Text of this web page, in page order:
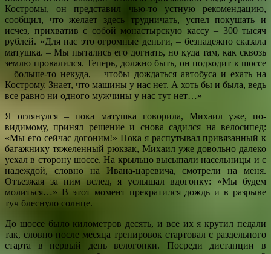
Костромы, он представил чью-то устную рекомендацию,
сообщил, что желает здесь трудничать, успел покушать и
исчез, прихватив с собой монастырскую кассу – 300 тысяч
рублей. «Для нас это огромные деньги, – безнадежно сказала
матушка. – Мы пытались его догнать, но куда там, как сквозь
землю провалился. Теперь, должно быть, он подходит к шоссе
– больше-то некуда, – чтобы дождаться автобуса и ехать на
Кострому. Знает, что машины у нас нет. А хоть бы и была, ведь
все равно ни одного мужчины у нас тут нет…»
Я оглянулся – пока матушка говорила, Михаил уже, по-
видимому, принял решение и снова садился на велосипед:
«Мы его сейчас догоним!» Пока я распутывал привязанный к
багажнику тяжеленный рюкзак, Михаил уже довольно далеко
уехал в сторону шоссе. На крыльцо высыпали насельницы и с
надеждой, словно на Ивана-царевича, смотрели на меня.
Отъезжая за ним вслед, я услышал вдогонку: «Мы будем
молиться…» В этот момент прекратился дождь и в разрыве
туч блеснуло солнце.
До шоссе было километров десять, и все их я крутил педали
так, словно после месяца тренировок стартовал с раздельного
старта в первый день велогонки. Посреди дистанции в